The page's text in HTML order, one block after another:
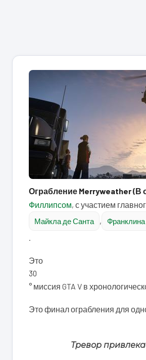
Ограбление Merryweather (В
Филлипсом, с участием
Майкла де Санта ,
.
Это
30
° миссия GTA V в
Это финал ограбления для
Тревор